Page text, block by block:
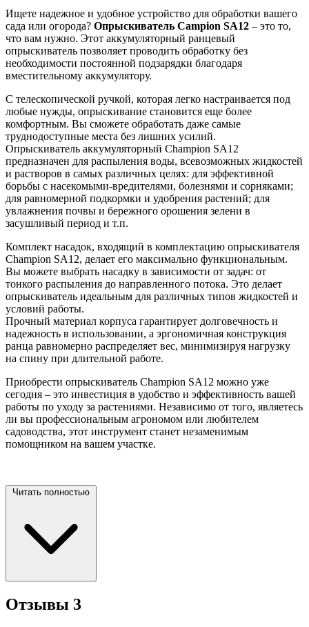
Ищете надежное и удобное устройство для обработки вашего
сада или огорода? Опрыскиватель Campion SA12 – это то,
что вам нужно. Этот аккумуляторный ранцевый
опрыскиватель позволяет проводить обработку без
необходимости постоянной подзарядки благодаря
вместительному аккумулятору.
С телескопической ручкой, которая легко настраивается под
любые нужды, опрыскивание становится еще более
комфортным. Вы сможете обработать даже самые
труднодоступные места без лишних усилий.
Опрыскиватель аккумуляторный Champion SA12
предназначен для распыления воды, всевозможных жидкостей
и растворов в самых различных целях: для эффективной
борьбы с насекомыми-вредителями, болезнями и сорняками;
для равномерной подкормки и удобрения растений; для
увлажнения почвы и бережного орошения зелени в
засушливый период и т.п.
Комплект насадок, входящий в комплектацию опрыскивателя
Champion SA12, делает его максимально функциональным.
Вы можете выбрать насадку в зависимости от задач: от
тонкого распыления до направленного потока. Это делает
опрыскиватель идеальным для различных типов жидкостей и
условий работы.
Прочный материал корпуса гарантирует долговечность и
надежность в использовании, а эргономичная конструкция
ранца равномерно распределяет вес, минимизируя нагрузку
на спину при длительной работе.
Приобрести опрыскиватель Champion SA12 можно уже
сегодня – это инвестиция в удобство и эффективность вашей
работы по уходу за растениями. Независимо от того, являетесь
ли вы профессиональным агрономом или любителем
садоводства, этот инструмент станет незаменимым
помощником на вашем участке.
Читать полностью
Отзывы 3